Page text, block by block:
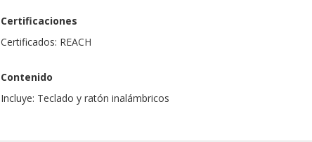
Certificaciones
Certificados: REACH
Contenido
Incluye: Teclado y ratón inalámbricos